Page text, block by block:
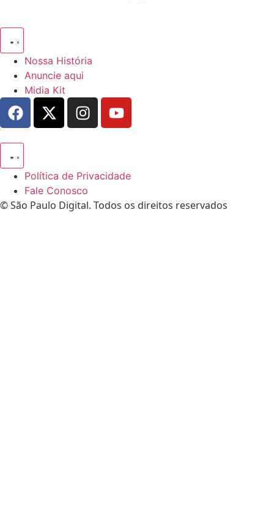
Nossa História
Anuncie aqui
Midia Kit
Política de Privacidade
Fale Conosco
© São Paulo Digital. Todos os direitos reservados